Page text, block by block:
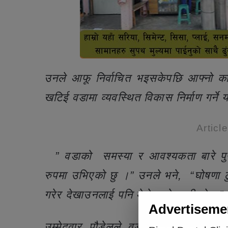
उनले आफू निर्वाचित भइसकेपछि आफ्नो
खटिई वडामा व्यवस्थित विकास निर्माण
” वडाको समस्या र आवश्यकता बारे
रुपमा उभिएको छु ।” उनले भने, “घोषणा
गरेर देखाउनलाई पनि मेरो उम्मेदवारी हो ।”